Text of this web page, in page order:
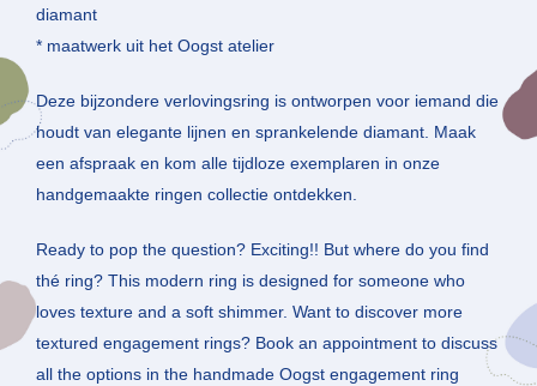
diamant
* maatwerk uit het Oogst atelier
Deze bijzondere verlovingsring is ontworpen voor iemand die
houdt van elegante lijnen en sprankelende diamant. Maak
een afspraak en kom alle tijdloze exemplaren in onze
handgemaakte ringen collectie ontdekken.
Ready to pop the question? Exciting!! But where do you find
thé ring? This modern ring is designed for someone who
loves texture and a soft shimmer. Want to discover more
textured engagement rings? Book an appointment to discuss
all the options in the handmade Oogst engagement ring